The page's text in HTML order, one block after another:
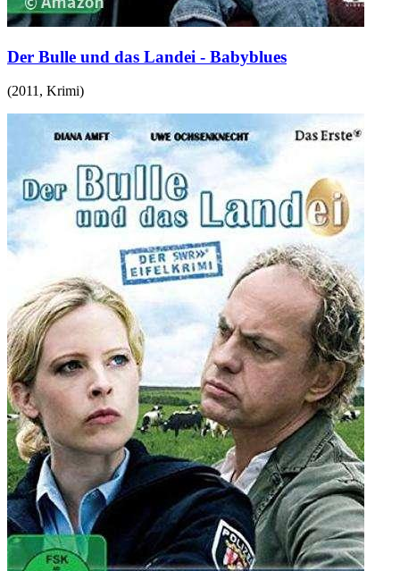
Der Bulle und das Landei - Babyblues
(2011, Krimi)